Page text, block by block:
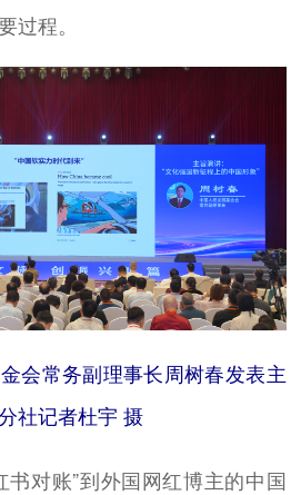
过程。
会常务副理事长周树春发表主
社记者杜宇 摄
书对账”到外国网红博主的中国